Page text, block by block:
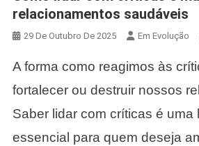
relacionamentos saudáveis
29 De Outubro De 2025 Em Evolução
A forma como reagimos às
fortalecer ou destruir nossos
Saber lidar com críticas é uma
essencial para quem deseja